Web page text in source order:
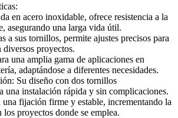
en acero inoxidable, ofrece resistencia a la
asegurando una larga vida útil.
a sus tornillos, permite ajustes precisos para
proyectos.
una amplia gama de aplicaciones en
adaptándose a diferentes necesidades.
Su diseño con dos tornillos
una instalación rápida y sin complicaciones.
fijación firme y estable, incrementando la
proyectos donde se emplea.